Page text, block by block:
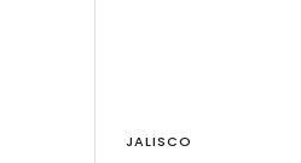
JALISCO